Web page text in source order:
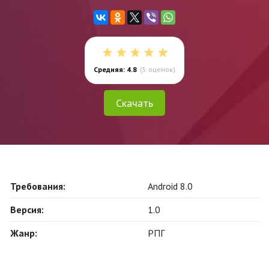
Средняя: 4.8 (5 оценок)
Скачать
Требования:
Android 8.0
Версия:
1.0
Жанр:
РПГ